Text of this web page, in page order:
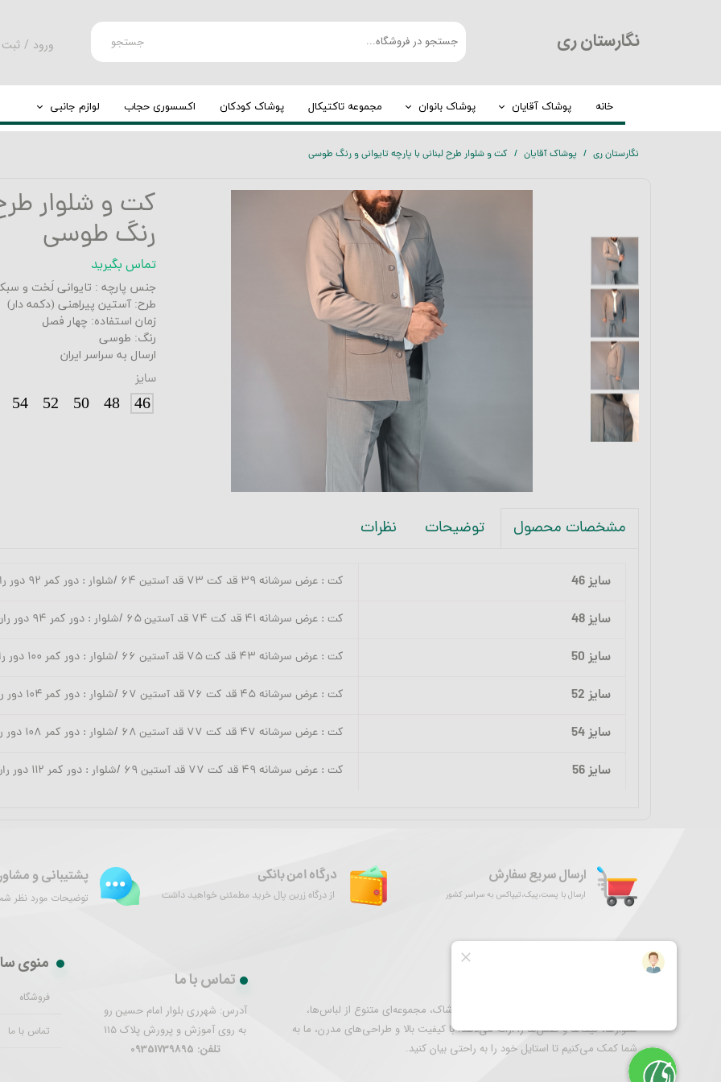
​نگارستان ری جستجو ورود /
سفارشات
خانه پوشاک آقایان پوشاک بانوان مجموعه تاکتیکال پوشاک کودکان اکسسوری حجاب لوازم جانبی
نگارستان ری پوشاک آقایان کت و شلوار طرح لبنانی با پارچه تایوانی و رنگ طوسی
کت و شلوار طرح
رنگ طوسی
تماس بگیرید
جنس پارچه : تایوانی لَخت و
طرح: آستین پیراهنی (دکمه دار)
زمان استفاده: چهار فصل
رنگ: طوسی
ارسال به سراسر ایران
سایز
46
48
50
52
54
مشخصات محصول توضیحات نظرات
سایز 46 کت : عرض سرشانه ۳۹ قد کت ۷۳ قد آستین ۶۴ /شلوار : دور کمر ۹۲ دور ران ۶۲ قد ۱۱۰
سایز 48 کت : عرض سرشانه ۴۱ قد کت ۷۴ قد آستین ۶۵ /شلوار : دور کمر ۹۴ دور ران ۶۶ قد ۱۱۰
سایز 50 کت : عرض سرشانه ۴۳ قد کت ۷۵ قد آستین ۶۶ /شلوار : دور کمر ۱۰۰ دور ران ۶۸ قد ۱۱۰
سایز 52 کت : عرض سرشانه ۴۵ قد کت ۷۶ قد آستین ۶۷ /شلوار : دور کمر ۱۰۴ دور ران ۷۲ قد ۱۱۰
سایز 54 کت : عرض سرشانه ۴۷ قد کت ۷۷ قد آستین ۶۸ /شلوار : دور کمر ۱۰۸ دور ران ۷۶ قد ۱۱۰
سایز 56 کت : عرض سرشانه ۴۹ قد کت ۷۷ قد آستین ۶۹ /شلوار : دور کمر ۱۱۲ دور ران ۸۰ قد ۱۱۰
ارسال سریع سفارش
ارسال با پست،پیک،تیپاکس به سراسر کشور
درگاه امن بانکی
از درگاه زرین پال خرید مطمئنی خواهید داشت
پشتیبانی و
توضیحات مورد نظر
نگارستان ری به عنوان مقصدی برای خرید پوشاک، مجموعه‌ای متنوع از لباس‌ها،
شلوارها، کیف‌ها و کفش‌ها را ارائه می‌دهد. با کیفیت بالا و طراحی‌های مدرن، ما به
شما کمک می‌کنیم تا استایل خود را به راحتی بیان کنید.
تماس با ما
آدرس: شهرری بلوار امام حسین رو
به روی آموزش و پرورش پلاک 115
تلفن: 09351739895
منوی
فروشگاه
تماس با ما